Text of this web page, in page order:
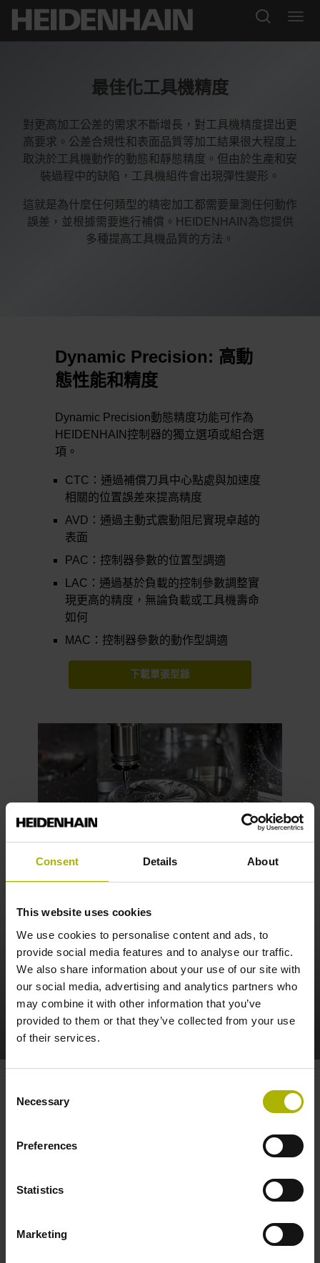
Consent Details About
This website uses cookies
We use cookies to personalise content and ads, to
provide social media features and to analyse our traffic.
We also share information about your use of our site with
our social media, advertising and analytics partners who
may combine it with other information that you’ve
provided to them or that they’ve collected from your use
of their services.
Selection
Necessary
Preferences
Statistics
Marketing
最佳化工具機精度
對更高加工公差的需求不斷增長，對工具機精度提出更
高要求。公差合規性和表面品質等加工結果很大程度上
取決於工具機動作的動態和靜態精度。但由於生產和安
裝過程中的缺陷，工具機組件會出現彈性變形。
這就是為什麼任何類型的精密加工都需要量測任何動作
誤差，並根據需要進行補償。HEIDENHAIN為您提供
多種提高工具機品質的方法。
Dynamic Precision: 高動
態性能和精度
Dynamic Precision動態精度功能可作為
HEIDENHAIN控制器的獨立選項或組合選
項。
CTC：通過補償刀具中心點處與加速度
相關的位置誤差來提高精度
AVD：通過主動式震動阻尼實現卓越的
表面
PAC：控制器參數的位置型調適
LAC：通過基於負載的控制參數調整實
現更高的精度，無論負載或工具機壽命
如何
MAC：控制器參數的動作型調適
下載單張型錄
KinematicsOpt
此選項為牢固整合至TNC中的循環程式，可快速、輕鬆地